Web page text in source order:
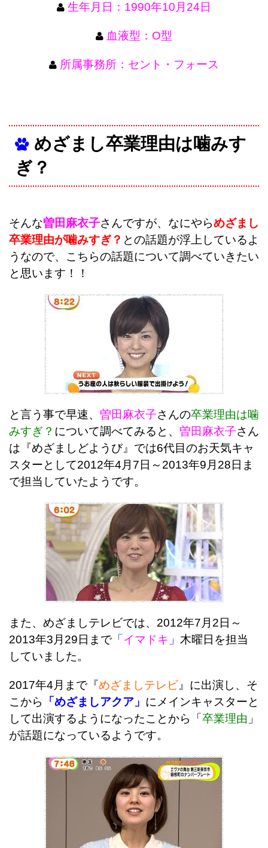
生年月日：1990年10月24日
血液型：O型
所属事務所：セント・フォース
めざまし卒業理由は噛みす
ぎ？
そんな曽田麻衣子さんですが、なにやらめざまし
卒業理由が噛みすぎ？ との話題が浮上しているよ
うなので、こちらの話題について調べていきたい
と思います！！
と言う事で早速、 曽田麻衣子さんの卒業理由は噛
みすぎ？ について調べてみると、 曽田麻衣子さん
は『めざましどようび』では6代目のお天気キャ
スターとして2012年4月7日～2013年9月28日ま
で担当していたようです。
また、めざましテレビでは、2012年7月2日～
2013年3月29日まで 「 イマドキ 」 木曜日を担当
していました。
2017年4月まで『めざましテレビ』に出演し、そ
こから
「めざましアクア」 にメインキャスターと
して出演するようになったことから「 卒業理由 」
が話題になっているようです。